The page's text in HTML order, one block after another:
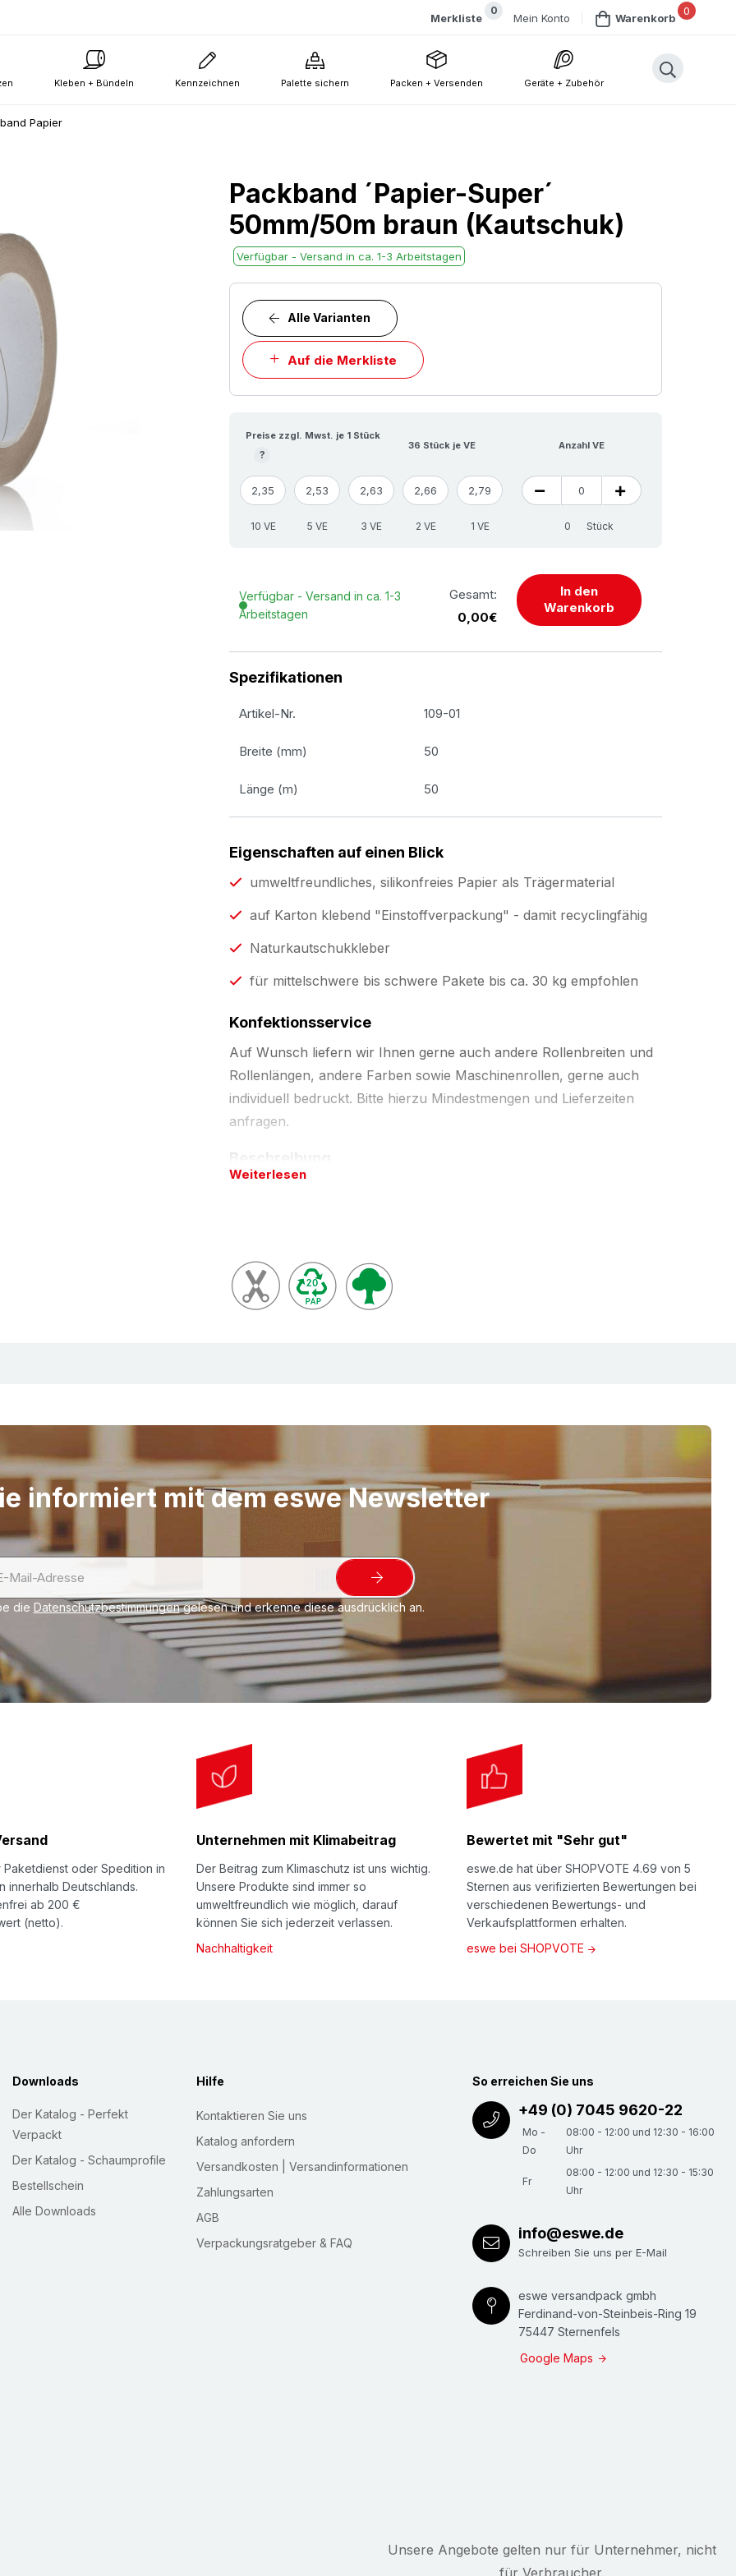
0
Merkliste Mein Konto
0
Warenkorb
Kleben + Bündeln Kennzeichnen Palette sichern Packen + Versenden Geräte + Zubehör
Papier
Packband ´Papier-Super´
50mm/50m braun (Kautschuk)
Verfügbar - Versand in ca. 1-3 Arbeitstagen
Auf die Merkliste
Alle Varianten
Preise zzgl. Mwst. je 1 Stück
?
36 Stück je VE Anzahl VE
2,35 2,53 2,63 2,66 2,79
10 VE 5 VE 3 VE 2 VE 1 VE Stück
Verfügbar - Versand in ca. 1-3
Arbeitstagen
Gesamt:
0,00€
In den
Warenkorb
Spezifikationen
Artikel-Nr. 109-01
Breite (mm) 50
Länge (m) 50
Eigenschaften auf einen Blick
umweltfreundliches, silikonfreies Papier als Trägermaterial
auf Karton klebend "Einstoffverpackung" - damit recyclingfähig
Naturkautschukkleber
für mittelschwere bis schwere Pakete bis ca. 30 kg empfohlen
Konfektionsservice
Auf Wunsch liefern wir Ihnen gerne auch andere Rollenbreiten und
Rollenlängen, andere Farben sowie Maschinenrollen, gerne auch
individuell bedruckt. Bitte hierzu Mindestmengen und Lieferzeiten
anfragen.
Beschreibung
mittelschwere bis schwere Pakete bis ca. 30 kg empfohlen.
Trägermaterial aussilikonfreiem Kraftpapier in
Kombination mit einem Naturkautschukkleber.
Weiterlesen
informiert mit dem eswe Newsletter
die Datenschutzbestimmungengelesen und erkenne diese ausdrücklich an.
Paketdienst oder Spedition in
innerhalb Deutschlands.
ab 200 €
(netto).
Unternehmen mit Klimabeitrag
Der Beitrag zum Klimaschutz ist uns wichtig.
Unsere Produkte sind immer so
umweltfreundlich wie möglich, darauf
können Sie sich jederzeit verlassen.
Nachhaltigkeit
Bewertet mit "Sehr gut"
eswe.de hat über SHOPVOTE 4.69 von 5
Sternen aus verifizierten Bewertungen bei
verschiedenen Bewertungs- und
Verkaufsplattformen erhalten.
eswe bei SHOPVOTE
Downloads
Der Katalog - Perfekt
Verpackt
Der Katalog - Schaumprofile
Bestellschein
Alle Downloads
Hilfe
Kontaktieren Sie uns
Katalog anfordern
Versandkosten | Versandinformationen
Zahlungsarten
AGB
Verpackungsratgeber & FAQ
So erreichen Sie uns
+49 (0) 7045 9620-22
Mo -
Do
08:00 - 12:00 und 12:30 - 16:00
Uhr
Fr
08:00 - 12:00 und 12:30 - 15:30
Uhr
info@eswe.de
Schreiben Sie uns per E-Mail
eswe versandpack gmbh
Ferdinand-von-Steinbeis-Ring 19
75447 Sternenfels
Google Maps
Unsere Angebote gelten nur für Unternehmer, nicht